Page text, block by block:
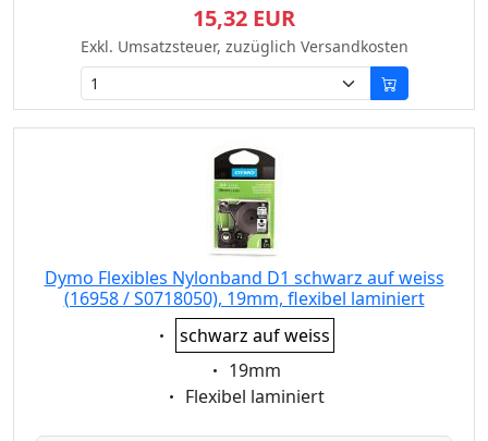
15,32 EUR
Exkl. Umsatzsteuer, zuzüglich Versandkosten
Dymo Flexibles Nylonband D1 schwarz auf weiss
(16958 / S0718050), 19mm, flexibel laminiert
Eigenschaft:
schwarz auf weiss
Eigenschaft:
19mm
Eigenschaft:
Flexibel laminiert